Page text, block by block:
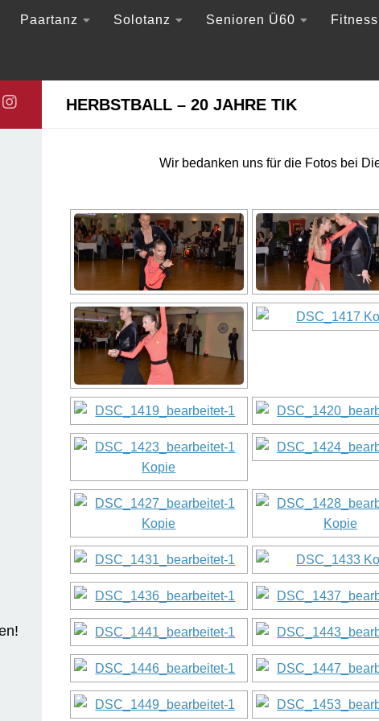
Paartanz Solotanz Senioren Ü60 Fitness
HERBSTBALL – 20 JAHRE TIK
Wir bedanken uns für die Fotos bei